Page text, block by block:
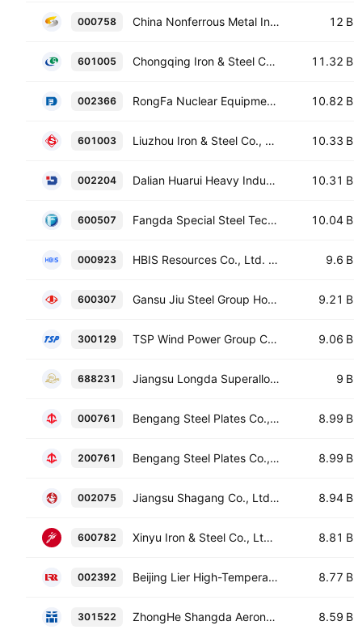
000758 China Nonferrous Metal Industry's Foreign Engineering and Construction Co., Ltd. Class A 12 B
601005 Chongqing Iron & Steel Co., Ltd. Class A 11.32 B
002366 RongFa Nuclear Equipment Co., Ltd. Class A 10.82 B
601003 Liuzhou Iron & Steel Co., Ltd. Class A 10.33 B
002204 Dalian Huarui Heavy Industry Group Co., Ltd. Class A 10.31 B
600507 Fangda Special Steel Technology Co., Ltd. Class A 10.04 B
000923 HBIS Resources Co., Ltd. Class A 9.6 B
600307 Gansu Jiu Steel Group Hongxing Iron & Steel Co., Ltd. Class A 9.21 B
300129 TSP Wind Power Group Co., Ltd Class A 9.06 B
688231 Jiangsu Longda Superalloy Co., Ltd. Class A 9 B
000761 Bengang Steel Plates Co., Ltd. Class A 8.99 B
200761 Bengang Steel Plates Co., Ltd. Class B 8.99 B
002075 Jiangsu Shagang Co., Ltd. Class A 8.94 B
600782 Xinyu Iron & Steel Co., Ltd Class A 8.81 B
002392 Beijing Lier High-Temperature Materials Co., Ltd. Class A 8.77 B
301522 ZhongHe Shangda Aeronautic Materials Co Ltd Class A 8.59 B